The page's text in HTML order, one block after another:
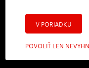
V PORIADKU
POVOLIŤ LEN